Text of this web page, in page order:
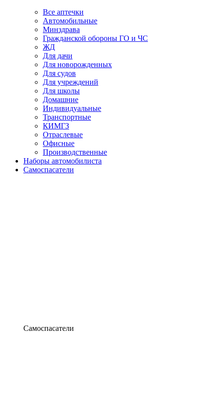
Все аптечки
Автомобильные
Минздрава
Гражданской обороны ГО и ЧС
ЖД
Для дачи
Для новорожденных
Для судов
Для учреждений
Для школы
Домашние
Индивидуальные
Транспортные
КИМГЗ
Отраслевые
Офисные
Производственные
Наборы автомобилиста
Самоспасатели
Самоспасатели